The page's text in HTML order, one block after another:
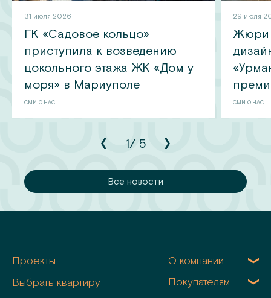
31 июля 2026
ГК «Садовое кольцо»
приступила к возведению
цокольного этажа ЖК «Дом у
моря» в Мариуполе
СМИ О НАС
29 июля
Жюри
СМИ О НАС
1/ 5
Все новости
Проекты
Выбрать квартиру
О компании
Покупателям